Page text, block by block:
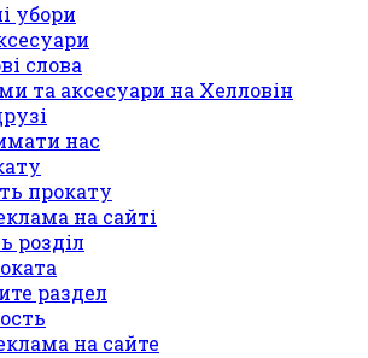
убори
слова
та аксесуари на Хелловін
нас
прокату
на сайті
розділ
раздел
на сайте